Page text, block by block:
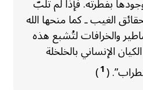
الغيب ـ كما منحها الله
والخرافات لتُشبع هذه
الإنساني بالخلخلة
(
1
)